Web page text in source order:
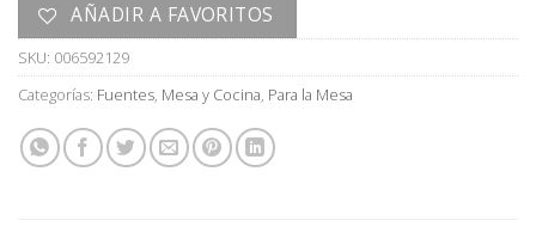
AÑADIR A FAVORITOS
SKU: 006592129
Categorías: Fuentes, Mesa y Cocina, Para la Mesa